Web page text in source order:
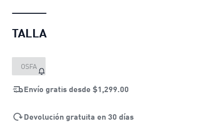
TALLA
OSFA
Envío gratis desde $1,299.00
Devolución gratuita en 30 días